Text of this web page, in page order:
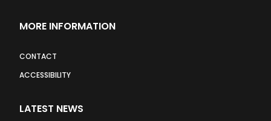
MORE INFORMATION
CONTACT
ACCESSIBILITY
LATEST NEWS